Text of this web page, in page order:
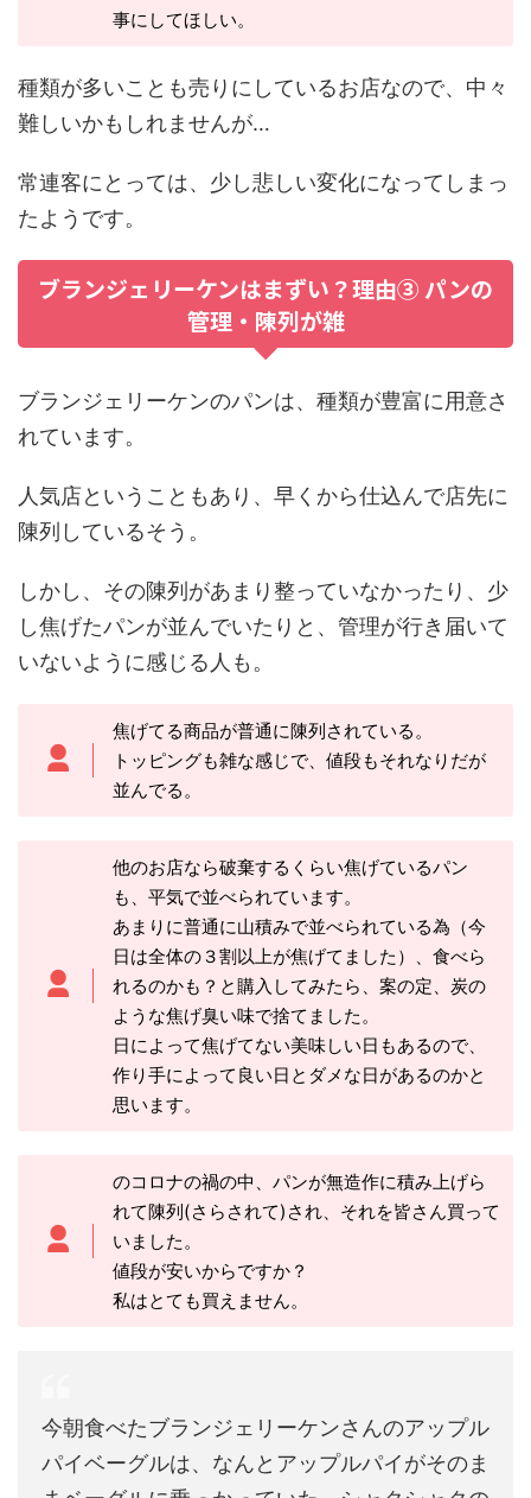
事にしてほしい。
種類が多いことも売りにしているお店なので、中々
難しいかもしれませんが…
常連客にとっては、少し悲しい変化になってしまっ
たようです。
ブランジェリーケンはまずい？理由③ パンの
管理・陳列が雑
ブランジェリーケンのパンは、種類が豊富に用意さ
れています。
人気店ということもあり、早くから仕込んで店先に
陳列しているそう。
しかし、その陳列があまり整っていなかったり、少
し焦げたパンが並んでいたりと、管理が行き届いて
いないように感じる人も。
焦げてる商品が普通に陳列されている。
トッピングも雑な感じで、値段もそれなりだが
並んでる。
他のお店なら破棄するくらい焦げているパン
も、平気で並べられています。
あまりに普通に山積みで並べられている為（今
日は全体の３割以上が焦げてました）、食べら
れるのかも？と購入してみたら、案の定、炭の
ような焦げ臭い味で捨てました。
日によって焦げてない美味しい日もあるので、
作り手によって良い日とダメな日があるのかと
思います。
のコロナの禍の中、パンが無造作に積み上げら
れて陳列(さらされて)され、それを皆さん買って
いました。
値段が安いからですか？
私はとても買えません。
今朝食べたブランジェリーケンさんのアップル
パイベーグルは、なんとアップルパイがそのま